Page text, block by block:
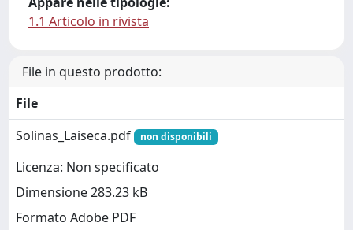
1.1 Articolo in rivista
File in questo prodotto:
File
Solinas_Laiseca.pdf
non disponibili
Licenza: Non specificato
Dimensione 283.23 kB
Formato Adobe PDF